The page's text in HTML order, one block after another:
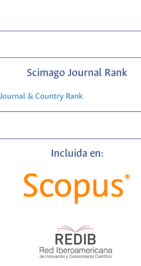
Scimago Journal Rank
Incluida en: